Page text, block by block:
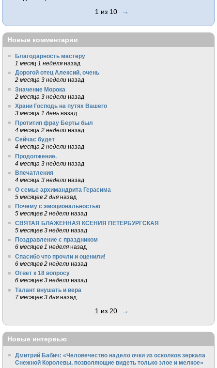
1 из 10 →
Новые комментарии
Благодарность мастеру
1 месяц 1 неделя назад
Дорогой отец Алексий, очень
2 месяца 3 недели назад
Значение Морока
2 месяца 3 недели назад
Храни Господь на путях Вашего
3 месяца 1 день назад
Протитип фрау Берты был
4 месяца 2 недели назад
Сейчас будет
4 месяца 2 недели назад
Продолжение.
4 месяца 3 недели назад
Впечатления
4 месяца 3 недели назад
О семье архимандрита Герасима
5 месяцев 2 дня назад
Почему с эмоциональностью
5 месяцев 2 недели назад
СВЯТАЯ БЛАЖЕННАЯ КСЕНИЯ ПЕТЕРБУРГСКАЯ
5 месяцев 3 недели назад
Поздравление с праздником
6 месяцев 1 неделя назад
Спасибо что прочли и оценили!
6 месяцев 2 недели назад
Ответ к 18 вопросу
6 месяцев 3 недели назад
Талант внушать и вера
7 месяцев 3 дня назад
1 из 20 →
Новые интервью
Дмитрий Бабич: «Человечество надело очки из осколков зеркала
Снежной Королевы, позволяющие видеть только злое и мелкое»